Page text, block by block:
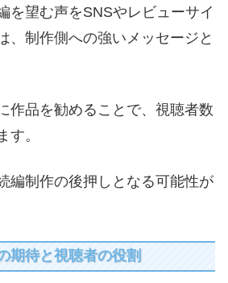
を望む声をSNSやレビューサイ
、制作側への強いメッセージと
作品を勧めることで、視聴者数
す。
編制作の後押しとなる可能性が
期待と視聴者の役割